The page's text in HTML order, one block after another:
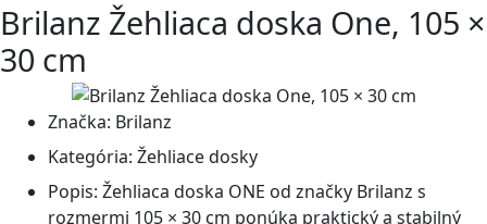
Brilanz Žehliaca doska One, 105 ×
30 cm
Značka: Brilanz
Kategória: Žehliace dosky
Popis: Žehliaca doska ONE od značky Brilanz s
rozmermi 105 × 30 cm ponúka praktický a stabilný